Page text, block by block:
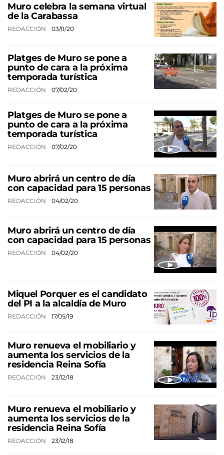
Muro celebra la semana virtual
de la Carabassa
REDACCIÓN 03/11/20
Platges de Muro se pone a
punto de cara a la próxima
temporada turística
REDACCIÓN 07/02/20
Platges de Muro se pone a
punto de cara a la próxima
temporada turística
REDACCIÓN 07/02/20
Muro abrirá un centro de día
con capacidad para 15 personas
REDACCIÓN 04/02/20
Muro abrirá un centro de día
con capacidad para 15 personas
REDACCIÓN 04/02/20
Miquel Porquer es el candidato
del PI a la alcaldía de Muro
REDACCIÓN 17/05/19
Muro renueva el mobiliario y
aumenta los servicios de la
residencia Reina Sofía
REDACCIÓN 23/12/18
Muro renueva el mobiliario y
aumenta los servicios de la
residencia Reina Sofía
REDACCIÓN 23/12/18